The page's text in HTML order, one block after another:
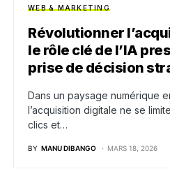
WEB & MARKETING
Révolutionner
le rôle clé de l’IA
prise de décision
Dans un paysage numérique
l’acquisition digitale ne se
clics et…
BY MANU DIBANGO MARS 18, 2026